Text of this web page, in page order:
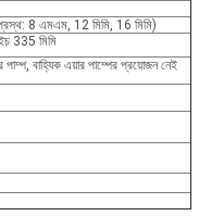
8 এমএম, 12 মিমি, 16 মিমি)
335 মিমি
পাম্প, বাহ্যিক এয়ার পাম্পের প্রয়োজন নেই